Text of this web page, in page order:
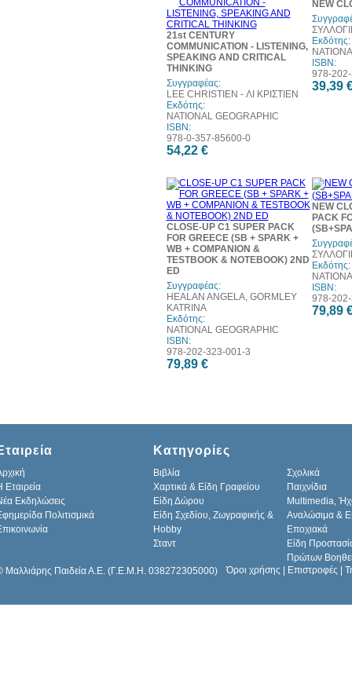
21st CENTURY
COMMUNICATION - LISTENING,
SPEAKING AND CRITICAL
THINKING
Συγγραφέας:
LEE CHRISTIEN - ΛΙ ΚΡΙΣΤΙΕΝ
Εκδότης:
NATIONAL GEOGRAPHIC
ISBN:
978-0-357-85600-0
54,22 €
NEW
Εκδότης:
ISBN:
978-
39,39
CLOSE-UP C1 SUPER PACK
FOR GREECE (SB + SPARK +
WB + COMPANION &
TESTBOOK & NOTEBOOK) 2ND
ED
Συγγραφέας:
HEALAN ANGELA, GORMLEY
KATRINA
Εκδότης:
NATIONAL GEOGRAPHIC
ISBN:
978-202-323-001-3
79,89 €
NEW
PACK
Εκδότης:
ISBN:
978-
79,89
Εταιρεία
Εκδηλώσεις
Πολιτισμικά
Κατηγορίες
Βιβλία
Σχολικά
Χαρτικά & Είδη Γραφείου
Παιχνίδια
Είδη Δώρου
Multimedia,
Είδη Σχεδίου, Ζωγραφικής &
Hobby
Αναλώσιμα &
Εποχιακά
Σταντ
Είδη
Πρώτων
Μαλλιάρης Παιδεία Α.Ε. (Γ.Ε.Μ.Η. 038272305000)
Όροι χρήσης Επιστροφές